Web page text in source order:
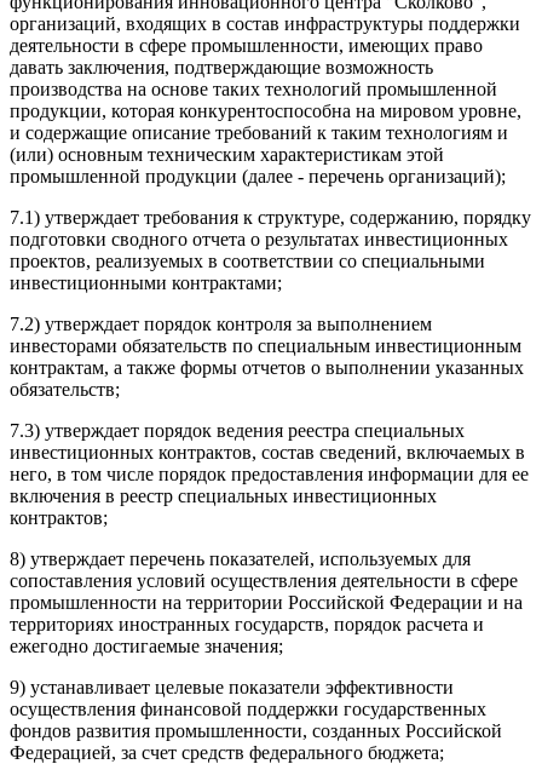
организаций, входящих в состав инфраструктуры поддержки
деятельности в сфере промышленности, имеющих право
давать заключения, подтверждающие возможность
производства на основе таких технологий промышленной
продукции, которая конкурентоспособна на мировом уровне,
и содержащие описание требований к таким технологиям и
(или) основным техническим характеристикам этой
промышленной продукции (далее - перечень организаций);
7.1) утверждает требования к структуре, содержанию, порядку
подготовки сводного отчета о результатах инвестиционных
проектов, реализуемых в соответствии со специальными
инвестиционными контрактами;
7.2) утверждает порядок контроля за выполнением
инвесторами обязательств по специальным инвестиционным
контрактам, а также формы отчетов о выполнении указанных
обязательств;
7.3) утверждает порядок ведения реестра специальных
инвестиционных контрактов, состав сведений, включаемых в
него, в том числе порядок предоставления информации для ее
включения в реестр специальных инвестиционных
контрактов;
8) утверждает перечень показателей, используемых для
сопоставления условий осуществления деятельности в сфере
промышленности на территории Российской Федерации и на
территориях иностранных государств, порядок расчета и
ежегодно достигаемые значения;
9) устанавливает целевые показатели эффективности
осуществления финансовой поддержки государственных
фондов развития промышленности, созданных Российской
Федерацией, за счет средств федерального бюджета;